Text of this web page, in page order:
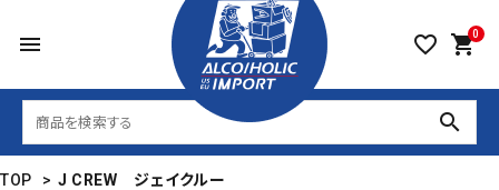
menu favorite_border 0
shopping_cart
search
TOP > J CREW ジェイクルー